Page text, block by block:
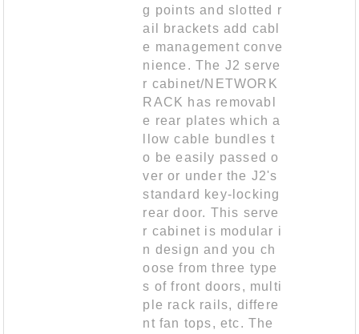
g points and slotted r
ail brackets add cabl
e management conve
nience. The J2 serve
r cabinet/NETWORK
RACK has removabl
e rear plates which a
llow cable bundles t
o be easily passed o
ver or under the J2's
standard key-locking
rear door. This serve
r cabinet is modular i
n design and you ch
oose from three type
s of front doors, multi
ple rack rails, differe
nt fan tops, etc. The